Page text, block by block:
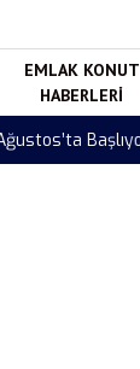
EMLAK KONUT
HABERLERI